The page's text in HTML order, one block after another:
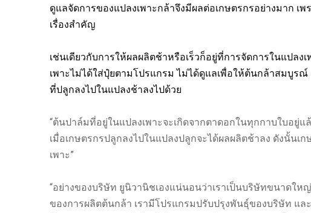
ดูแลจัดการของแปลงเพาะกล้าจึงมีผลต่อเกษตรกรอย่างมาก เ
เรื่องสำคัญ
เช่นเดียวกับการให้ผลผลิตช้าหรือเร็วก็อยู่ที่การจัดการในแปล
เพาะไม่ได้ใส่ปุ๋ยตามโปรแกรม ไม่ได้ดูแลเพื่อให้ต้นกล้าสมบูรณ์
ที่ปลูกลงไปในแปลงช้าลงไปด้วย
“ต้นปาล์มที่อยู่ในแปลงเพาะจะเกิดจากตาดอกในทุกกาบใบอยู่
เมื่อเกษตรกรปลูกลงไปในแปลงปลูกจะได้ผลผลิตช้าลง ดังนั้นเ
เพาะ”
“อย่างของบริษัท ยูนิวานิชเองแน่นอนว่าเราเป็นบริษัทขนาดใ
ของการผลิตต้นกล้า เรามีโปรแกรมปรับปรุงพันธุ์ของบริษัท แล